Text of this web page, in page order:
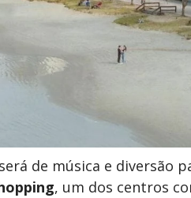
de música e diversão
, um dos centros